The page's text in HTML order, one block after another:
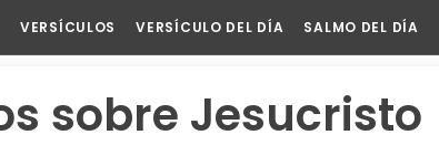
VERSÍCULOS VERSÍCULO DEL DÍA SALMO DEL DÍA
Buscar
sobre Jesucristo